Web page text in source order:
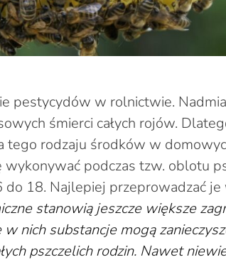
pestycydów w rolnictwie.
śmierci całych rojów.
tego rodzaju środków w
podczas tzw. oblotu
18. Najlepiej przeprowadzać je
stanowią jeszcze większe
nich substancje mogą
pszczelich rodzin. Nawet